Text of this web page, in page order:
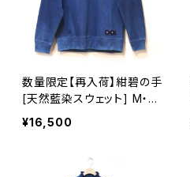
数量限定【再入荷】紺碧の手
[天然藍染スウェット] M・L
※職人手染め
¥16,500